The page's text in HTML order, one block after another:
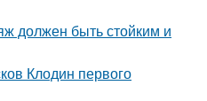
должен быть стойким и
Клодин первого